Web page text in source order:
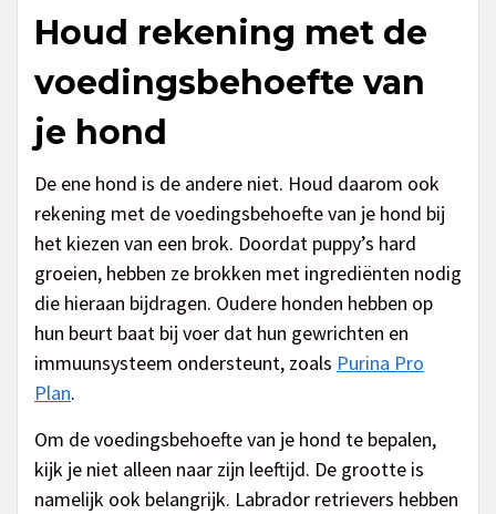
Houd rekening met de
voedingsbehoefte van
je hond
De ene hond is de andere niet. Houd daarom ook
rekening met de voedingsbehoefte van je hond bij
het kiezen van een brok. Doordat puppy’s hard
groeien, hebben ze brokken met ingrediënten nodig
die hieraan bijdragen. Oudere honden hebben op
hun beurt baat bij voer dat hun gewrichten en
immuunsysteem ondersteunt, zoals Purina Pro
Plan.
Om de voedingsbehoefte van je hond te bepalen,
kijk je niet alleen naar zijn leeftijd. De grootte is
namelijk ook belangrijk. Labrador retrievers hebben